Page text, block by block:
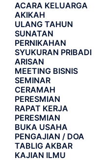
ACARA KELUARGA
AKIKAH
ULANG TAHUN
SUNATAN
PERNIKAHAN
SYUKURAN PRIBADI
ARISAN
MEETING BISNIS
SEMINAR
CERAMAH
PERESMIAN
RAPAT KERJA
PERESMIAN
BUKA USAHA
PENGAJIAN / DOA
TABLIG AKBAR
KAJIAN ILMU